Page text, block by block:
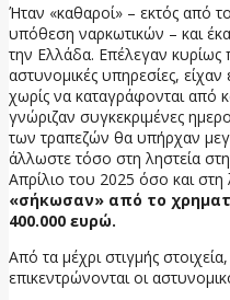
Ήταν «καθαροί» – εκτός από
υπόθεση ναρκωτικών – και
την Ελλάδα. Επέλεγαν
αστυνομικές υπηρεσίες,
χωρίς να καταγράφονται από
γνώριζαν συγκεκριμένες
των τραπεζών θα υπήρχαν
άλλωστε τόσο στη ληστεία
Απρίλιο του 2025 όσο και στη
«σήκωσαν» από το
400.000 ευρώ.
Από τα μέχρι στιγμής
επικεντρώνονται οι